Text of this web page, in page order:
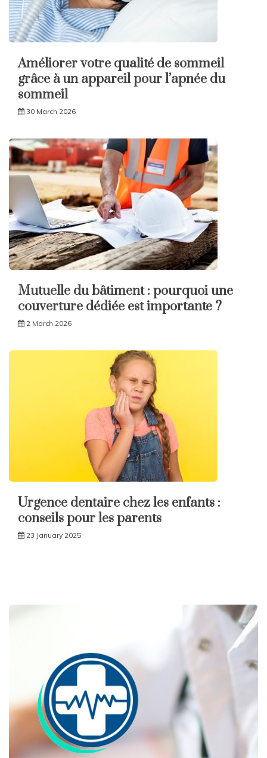
Améliorer votre qualité de sommeil
grâce à un appareil pour l’apnée du
sommeil
30 March 2026
Mutuelle du bâtiment : pourquoi une
couverture dédiée est importante ?
2 March 2026
Urgence dentaire chez les enfants :
conseils pour les parents
23 January 2025